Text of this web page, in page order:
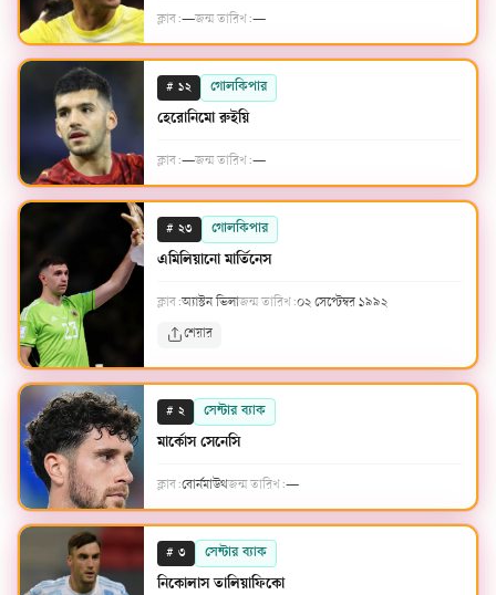
ক্লাব:—জন্ম তারিখ:—
# ১২ গোলকিপার
হেরোনিমো রুইয়ি
ক্লাব:—জন্ম তারিখ:—
# ২৩ গোলকিপার
এমিলিয়ানো মার্তিনেস
ক্লাব:অ্যাস্টন ভিলাজন্ম তারিখ:০২ সেপ্টেম্বর ১৯৯২
শেয়ার
# ২ সেন্টার ব্যাক
মার্কোস সেনেসি
ক্লাব:বোর্নমাউথজন্ম তারিখ:—
# ৩ সেন্টার ব্যাক
নিকোলাস তালিয়াফিকো